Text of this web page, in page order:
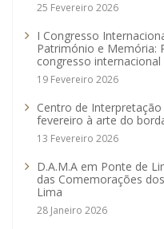
25 Fevereiro 2026
I Congresso
Património e Memória:
congresso internacional
19 Fevereiro 2026
Centro de
fevereiro à arte do
13 Fevereiro 2026
D.A.M.A em Ponte de
das Comemorações
Lima
28 Janeiro 2026